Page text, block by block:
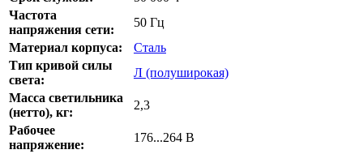
Частота
напряжения сети:
50 Гц
Материал корпуса:
Сталь
Тип кривой силы
света:
Л (полуширокая)
Масса светильника
(нетто), кг:
2,3
Рабочее
напряжение:
176...264 В